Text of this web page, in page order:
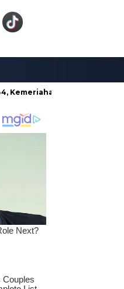
Festival Kendaraan Hias